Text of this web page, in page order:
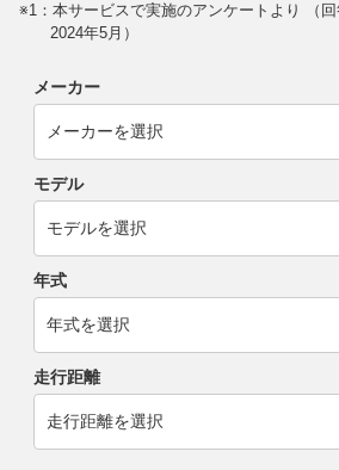
※1：本サービスで実施のアンケートより （
2024年5月）
メーカー
モデル
年式
走行距離